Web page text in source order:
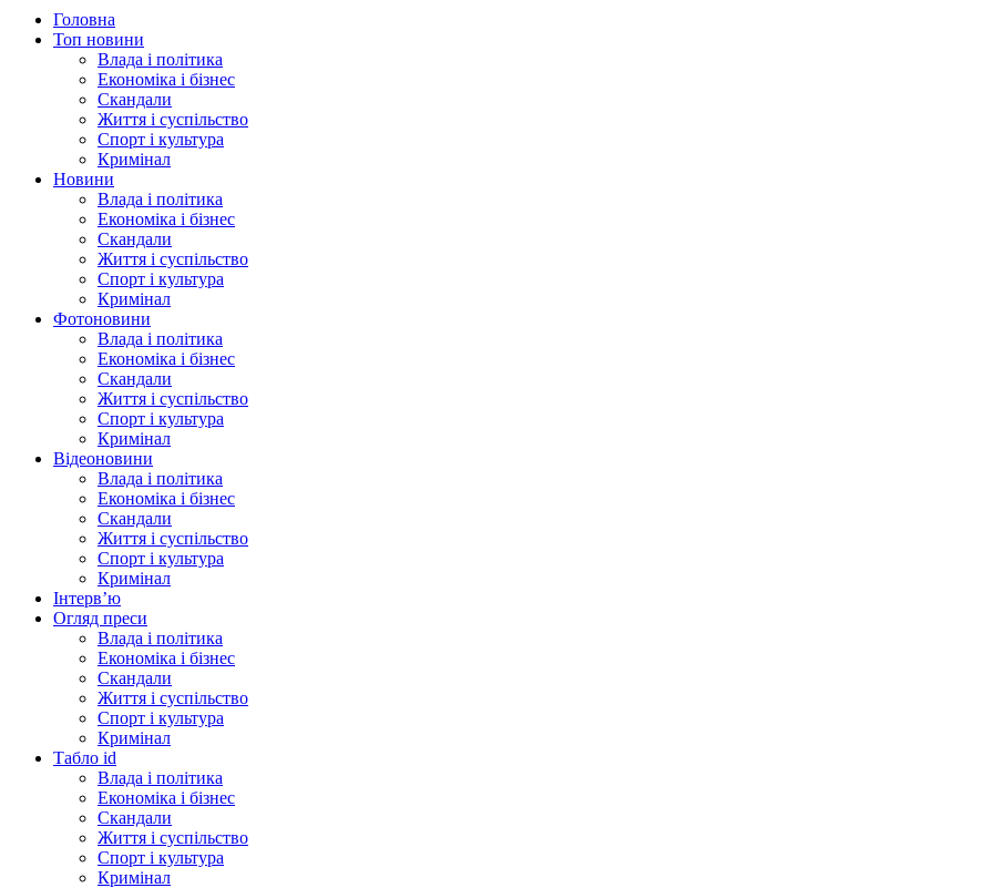
Головна
Топ новини
Влада і політика
Економіка і бізнес
Скандали
Життя і суспільство
Спорт і культура
Кримінал
Новини
Влада і політика
Економіка і бізнес
Скандали
Життя і суспільство
Спорт і культура
Кримінал
Фотоновини
Влада і політика
Економіка і бізнес
Скандали
Життя і суспільство
Спорт і культура
Кримінал
Відеоновини
Влада і політика
Економіка і бізнес
Скандали
Життя і суспільство
Спорт і культура
Кримінал
Інтерв’ю
Огляд преси
Влада і політика
Економіка і бізнес
Скандали
Життя і суспільство
Спорт і культура
Кримінал
Табло id
Влада і політика
Економіка і бізнес
Скандали
Життя і суспільство
Спорт і культура
Кримінал